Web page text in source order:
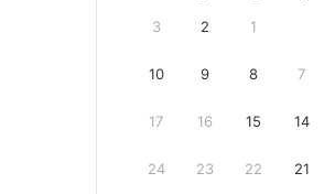
1
2
3
7
8
9
10
14
15
16
17
21
22
23
24